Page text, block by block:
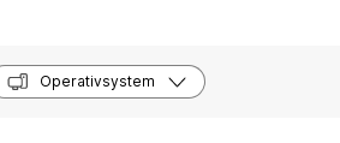
Operativsystem